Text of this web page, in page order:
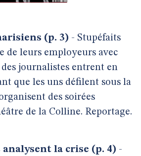
(p. 3) - Stupéfaits
de leurs employeurs avec
journalistes entrent en
que les uns défilent sous la
des soirées
de la Colline. Reportage.
analysent la crise (p. 4) -